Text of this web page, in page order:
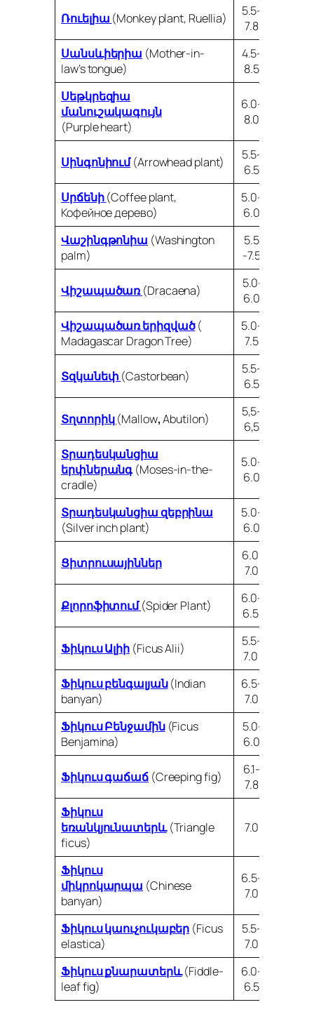
Ռուելիա (Monkey plant, Ruellia)
5.5-
7.8
Սանսևիերիա (Mother-in-
law’s tongue)
4.5-
8.5
Սեթկրեզիա
մանուշակագույն
(Purple heart)
6.0-
8.0
Սինգոնիում(Arrowhead plant)
5.5-
6.5
Սրճենի (Coffee plant,
Кофейное дерево)
5.0-
6.0
Վաշինգթոնիա (Washington
palm)
5.5
-7.5
Վիշապածառ(Dracaena)
5.0-
6.0
Վիշապածառ երիզված(
Madagascar Dragon Tree)
5.0-
7.5
Տզկանեփ (Castorbean)
5.5-
6.5
Տղտորիկ(Mallow,Abutilon)
5,5-
6,5
Տրադեսկանցիա
երփներանգ (Moses-in-the-
cradle)
5.0-
6.0
Տրադեսկանցիա զեբրինա
(Silver inch plant)
5.0-
6.0
Ցիտրուսայիններ
6.0-
7.0
Քլորոֆիտում(Spider Plant)
6.0-
6.5
Ֆիկուս Ալիի (Ficus Alii)
5.5-
7.0
Ֆիկուս բենգալյան(Indian
banyan)
6.5-
7.0
Ֆիկուս Բենջամին(Ficus
Benjamina)
5.0-
6.0
Ֆիկուս գաճաճ(Creeping fig)
6.1-
7.8
Ֆիկուս
եռանկյունատերև (Triangle
ficus)
7.0
Ֆիկուս
միկրոկարպա (Chinese
banyan)
6.5-
7.0
Ֆիկուս կաուչուկաբեր (Ficus
elastica)
5.5-
7.0
Ֆիկուս քնարատերև(Fiddle-
leaf fig)
6.0-
6.5